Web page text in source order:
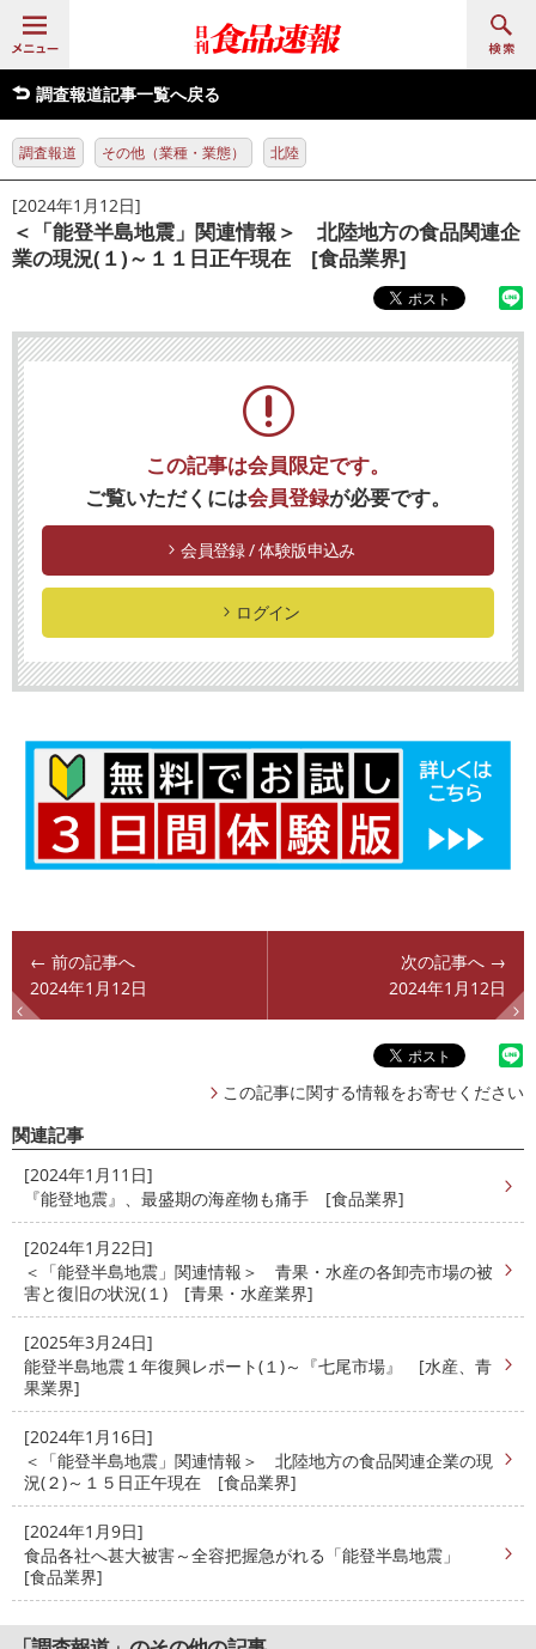
調査報道記事一覧へ戻る
調査報道 その他（業種・業態） 北陸
[2024年1月12日]
＜「能登半島地震」関連情報＞ 北陸地方の食品関連企
業の現況(１)～１１日正午現在 [食品業界]
この記事は会員限定です。
ご覧いただくには会員登録が必要です。
会員登録 / 体験版申込み
ログイン
← 前の記事へ
2024年1月12日
次の記事へ →
2024年1月12日
この記事に関する情報をお寄せください
関連記事
[2024年1月11日]
『能登地震』、最盛期の海産物も痛手 [食品業界]
[2024年1月22日]
＜「能登半島地震」関連情報＞ 青果・水産の各卸売市場の被
害と復旧の状況(１) [青果・水産業界]
[2025年3月24日]
能登半島地震１年復興レポート(１)～『七尾市場』 [水産、青
果業界]
[2024年1月16日]
＜「能登半島地震」関連情報＞ 北陸地方の食品関連企業の現
況(２)～１５日正午現在 [食品業界]
[2024年1月9日]
食品各社へ甚大被害～全容把握急がれる「能登半島地震」
[食品業界]